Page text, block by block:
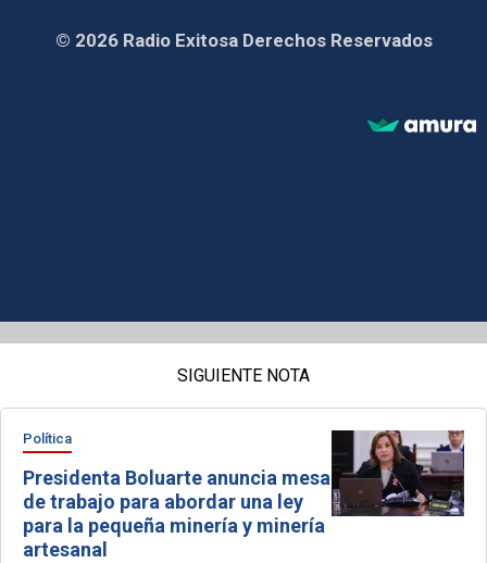
© 2026 Radio Exitosa Derechos Reservados
SIGUIENTE NOTA
Política
Presidenta Boluarte anuncia mesa
de trabajo para abordar una ley
para la pequeña minería y minería
artesanal